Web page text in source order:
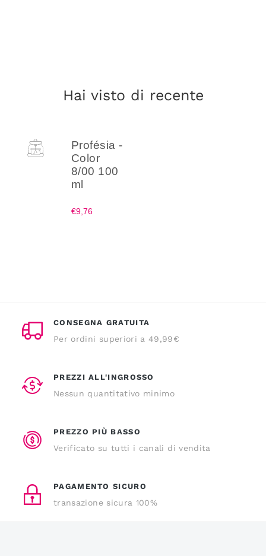
Hai visto di recente
Profésia -
Color
8/00 100
ml
€9,76
CONSEGNA GRATUITA
Per ordini superiori a 49,99€
PREZZI ALL'INGROSSO
Nessun quantitativo minimo
PREZZO PIÙ BASSO
Verificato su tutti i canali di vendita
PAGAMENTO SICURO
transazione sicura 100%